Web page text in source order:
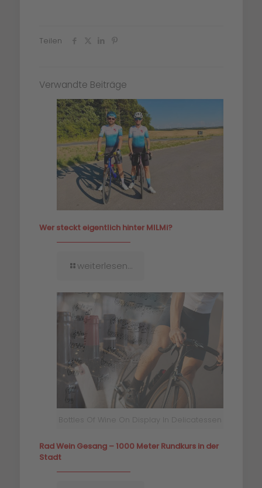
Teilen
Verwandte Beiträge
Wer steckt eigentlich hinter MILMi?
weiterlesen...
Bottles Of Wine On Display In Delicatessen
Rad Wein Gesang – 1000 Meter Rundkurs in der
Stadt